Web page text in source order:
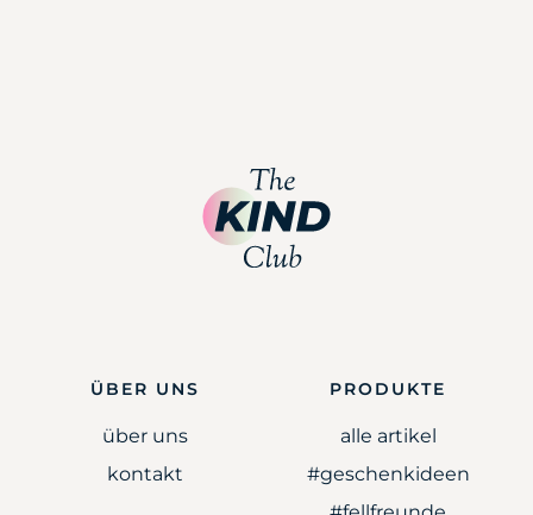
ÜBER UNS
über uns
kontakt
PRODUKTE
alle artikel
#geschenkideen